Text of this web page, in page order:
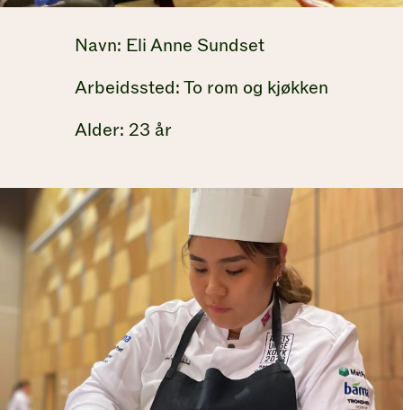
Navn: Eli Anne Sundset
Arbeidssted: To rom og kjøkken
Alder: 23 år